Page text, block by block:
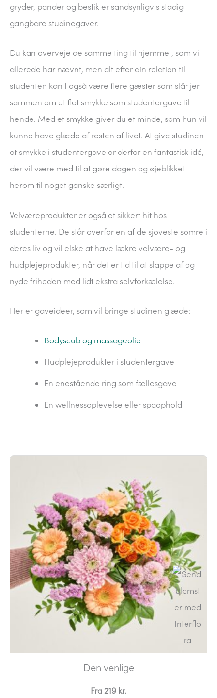
gryder, pander og bestik er sandsynligvis stadig
gangbare studinegaver.
Du kan overveje de samme ting til hjemmet, som vi
allerede har nævnt, men alt efter din relation til
studenten kan I også være flere gæster som slår jer
sammen om et flot smykke som studentergave til
hende. Med et smykke giver du et minde, som hun vil
kunne have glæde af resten af livet. At give studinen
et smykke i studentergave er derfor en fantastisk idé,
der vil være med til at gøre dagen og øjeblikket
herom til noget ganske særligt.
Velværeprodukter er også et sikkert hit hos
studenterne. De står overfor en af de sjoveste somre i
deres liv og vil elske at have lækre velvære- og
hudplejeprodukter, når det er tid til at slappe af og
nyde friheden med lidt ekstra selvforkælelse.
Her er gaveideer, som vil bringe studinen glæde:
Bodyscub og massageolie
Hudplejeprodukter i studentergave
En enestående ring som fællesgave
En wellnessoplevelse eller spaophold
Den venlige
Fra 219 kr.